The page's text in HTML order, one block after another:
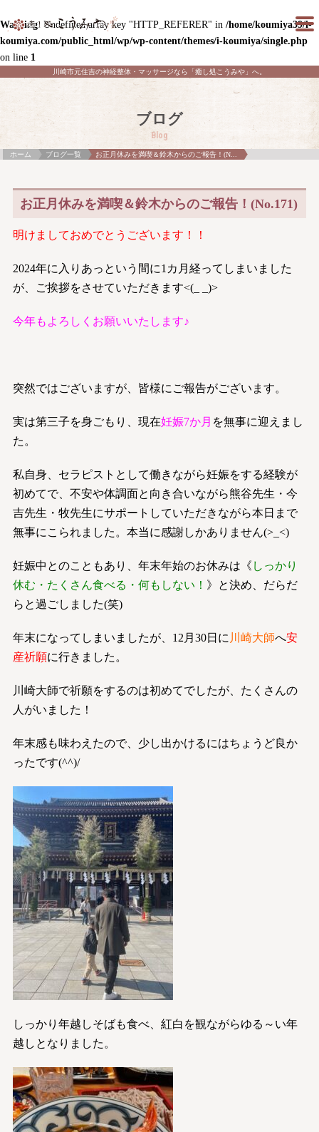
Warning: Undefined array key "HTTP_REFERER" in /home/koumiya39/i-
koumiya.com/public_html/wp/wp-content/themes/i-koumiya/single.php
on line 1
川崎市元住吉の神経整体・マッサージなら「癒し処こうみや」へ。
ブログ
Blog
ホーム ブログ一覧 お正月休みを満喫＆鈴木からのご報告！(N...
お正月休みを満喫＆鈴木からのご報告！(No.171)
明けましておめでとうございます！！
2024年に入りあっという間に1カ月経ってしまいました
が、ご挨拶をさせていただきます<(_ _)>
今年もよろしくお願いいたします♪
突然ではございますが、皆様にご報告がございます。
実は第三子を身ごもり、現在妊娠7か月 を無事に迎えまし
た。
私自身、セラピストとして働きながら妊娠をする経験が
初めてで、不安や体調面と向き合いながら熊谷先生・今
吉先生・牧先生にサポートしていただきながら本日まで
無事にこられました。本当に感謝しかありません(>_<)
妊娠中とのこともあり、年末年始のお休みは《 しっかり
休む・たくさん食べる・何もしない！ 》と決め、だらだ
らと過ごしました(笑)
年末になってしまいましたが、12月30日に 川崎大師へ安
産祈願に行きました。
川崎大師で祈願をするのは初めてでしたが、たくさんの
人がいました！
年末感も味わえたので、少し出かけるにはちょうど良か
ったです(^^)/
しっかり年越しそばも食べ、紅白を観ながらゆる～い年
越しとなりました。